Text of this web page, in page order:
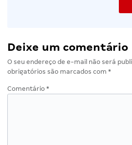
Deixe um comentário
O seu endereço de e-mail não será
obrigatórios são marcados com *
Comentário *